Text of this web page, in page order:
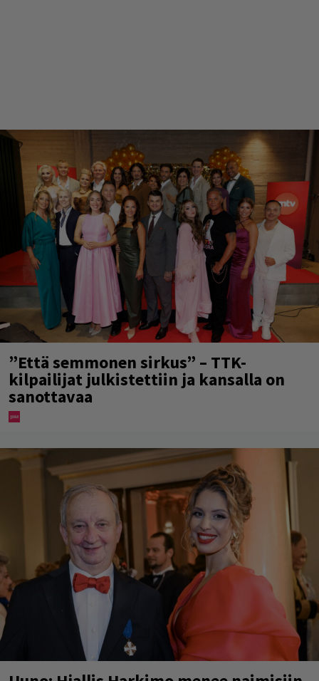
”Että semmonen sirkus” – TTK-
kilpailijat julkistettiin ja kansalla on
sanottavaa